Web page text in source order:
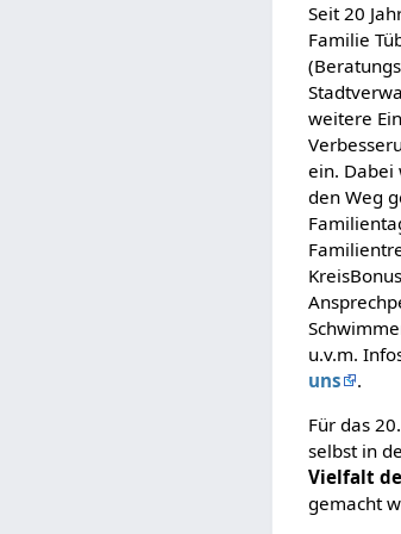
Seit 20
Familie
weitere
ein. Dabei
den Weg
u.v.m.
uns
.
Für das
selbst in
Vielfalt
gemacht